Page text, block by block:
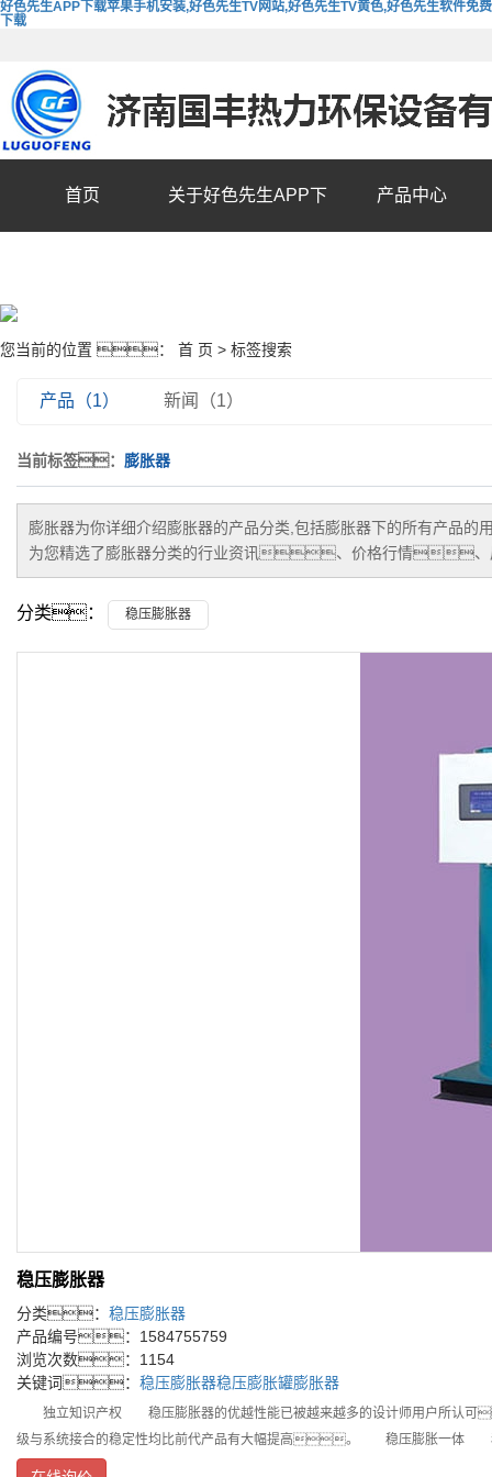
好色先生APP下载苹果手机安装,好色先生TV网站,好色先生TV黄色,好色先生软件免费
下载
首页 关于好色先生APP下 产品中心
您当前的位置 ： 首 页 > 标签搜索
产品（1） 新闻（1）
当前标签： 膨胀器
膨胀器为你详细介绍膨胀器的产品分类,包括膨胀器下的所有产品
为您精选了 膨胀器分类的行业资讯、价格行情、
分类： 稳压膨胀器
稳压膨胀器
分类： 稳压膨胀器
产品编号：1584755759
浏览次数：1154
关键词： 稳压膨胀器稳压膨胀罐膨胀器
独立知识产权 稳压膨胀器的优越性能已被越来越多的设计师用户所认
级与系统接合的稳定性均比前代产品有大幅提高。 稳压膨胀一体